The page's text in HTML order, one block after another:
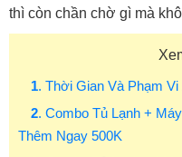
thì còn chần chờ gì mà
1. Thời Gian Và Phạm Vi
2. Combo Tủ Lạnh +
Thêm Ngay 500K